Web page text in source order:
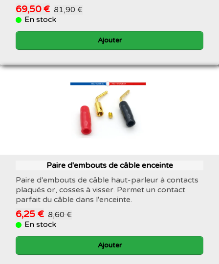
69,50 € 81,90 €
En stock
Ajouter
Paire d'embouts de câble enceinte
Paire d'embouts de câble haut-parleur à contacts
plaqués or, cosses à visser. Permet un contact
parfait du câble dans l'enceinte.
6,25 € 8,60 €
En stock
Ajouter